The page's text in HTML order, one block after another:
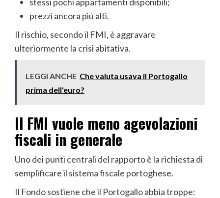
prezzi ancora più alti.
Il rischio, secondo il FMI, è aggravare
ulteriormente la crisi abitativa.
LEGGI ANCHE Che valuta usava il Portogallo
prima dell'euro?
Il FMI vuole meno agevolazioni
fiscali in generale
Uno dei punti centrali del rapporto è la richiesta di
semplificare il sistema fiscale portoghese.
Il Fondo sostiene che il Portogallo abbia troppe: